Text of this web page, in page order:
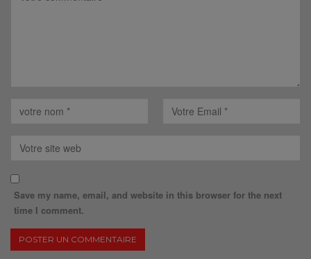
Save my name, email, and website in this browser for the next
time I comment.